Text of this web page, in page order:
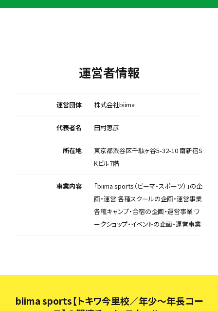
運営者情報
運営団体 株式会社biima
代表者名 田村恵彦
所在地
東京都渋谷区千駄ヶ谷5-32-10 南新宿S
Kビル7階
事業内容
「biima sports（ビーマ・スポーツ）」の企
画・運営 各種スクールの企画・運営事業
各種キャンプ・合宿の企画・運営事業 ワ
ークショップ・イベントの企画・運営事業
biima sports【トキワ今里校／年少〜年長コー